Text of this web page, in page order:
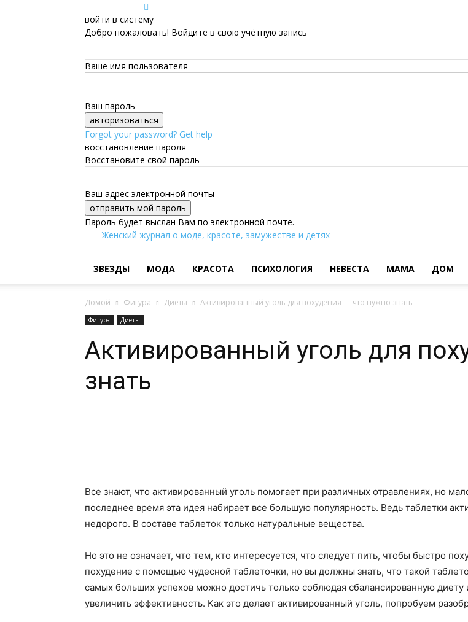
войти в систему
Добро пожаловать! Войдите в свою учётную запись
Ваше имя пользователя
Ваш пароль
Forgot your password? Get help
восстановление пароля
Восстановите свой пароль
Ваш адрес электронной почты
Пароль будет выслан Вам по электронной почте.
Женский журнал о моде, красоте, замужестве и детях
ЗВЕЗДЫ МОДА КРАСОТА ПСИХОЛОГИЯ НЕВЕСТА МАМА ДОМ
Домой Фигура Диеты Активированный уголь для похудения — что нужно знать
Фигура Диеты
Активированный уголь для
знать
Все знают, что активированный уголь помогает при различных отравлениях, но
последнее время эта идея набирает все большую популярность. Ведь таблетки
недорого. В составе таблеток только натуральные вещества.
Но это не означает, что тем, кто интересуется, что следует пить, чтобы быстро
похудение с помощью чудесной таблеточки, но вы должны знать, что такой
самых больших успехов можно достичь только соблюдая сбалансированную
увеличить эффективность. Как это делает активированный уголь, попробуем